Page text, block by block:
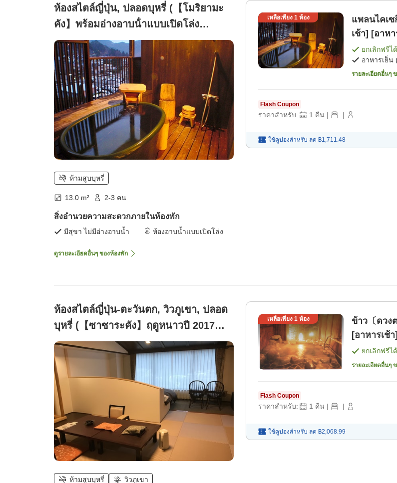
ห้องสไตล์ญี่ปุ่น, ปลอดบุหรี่ (【โมริยามะ
คัง】พร้อมอ่างอาบน้ําแบบเปิดโล่ง
เครื่องปั้นดินเผา)
ห้ามสูบบุหรี่
13.0 m² 2-3 คน
สิ่งอำนวยความสะดวกภายในห้องพัก
มีสุขา ไม่มีอ่างอาบน้ำ ห้องอาบน้ำแบบเปิดโล่ง
ดูรายละเอียดอื่นๆ ของห้องพัก
เหลือเพียง 1ห้อง
แพลนไคเ
เช้า] [อาหา
ยกเลิกฟรีไ
อาหารเย็น
รายละเอียดอื่นๆ
Flash Coupon
ราคาสำหรับ: 1 คืน | |
ใช้คูปองสำหรับ ลด ฿1,711.48
ห้องสไตล์ญี่ปุ่น-ตะวันตก, วิวภูเขา, ปลอด
บุหรี่ (【ซาซาระคัง】ฤดูหนาวปี 2017～
ปรับปรุงใหม่ในปี 2018)
ห้ามสูบบุหรี่ วิวภูเขา
เหลือเพียง 1ห้อง
ข้าว〔ดวง
[อาหารเช้
ยกเลิกฟรีไ
รายละเอียดอื่นๆ
Flash Coupon
ราคาสำหรับ: 1 คืน | |
ใช้คูปองสำหรับ ลด ฿2,068.99